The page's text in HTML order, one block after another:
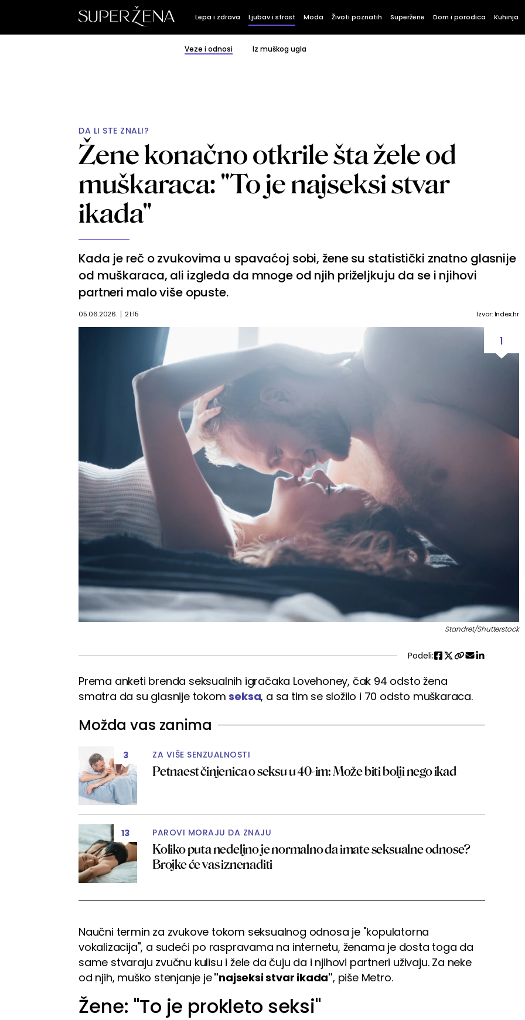
Lepa i zdrava Ljubav i strast Moda Životi poznatih Superžene Dom i porodica Kuhinja
Veze i odnosi Iz muškog ugla
DA LI STE ZNALI?
Žene konačno otkrile šta žele od
muškaraca: "To je najseksi stvar
ikada"
Kada je reč o zvukovima u spavaćoj sobi, žene su statistički znatno glasnije
od muškaraca, ali izgleda da mnoge od njih priželjkuju da se i njihovi
partneri malo više opuste.
05.06.2026. 21:15 Izvor: Index.hr
1
Standret/Shutterstock
Podeli:
Prema anketi brenda seksualnih igračaka Lovehoney, čak 94 odsto žena
smatra da su glasnije tokomseksa, a sa tim se složilo i 70 odsto muškaraca.
Možda vas zanima
3 ZA VIŠE SENZUALNOSTI
Petnaest činjenica o seksu u 40-im: Može biti bolji nego ikad
13 PAROVI MORAJU DA ZNAJU
Koliko puta nedeljno je normalno da imate seksualne odnose?
Brojke će vas iznenaditi
Naučni termin za zvukove tokom seksualnog odnosa je "kopulatorna
vokalizacija", a sudeći po raspravama na internetu, ženama je dosta toga da
same stvaraju zvučnu kulisu i žele da čuju da i njihovi partneri uživaju. Za neke
od njih, muško stenjanje je"najseksi stvar ikada", piše Metro.
Žene: "To je prokleto seksi"